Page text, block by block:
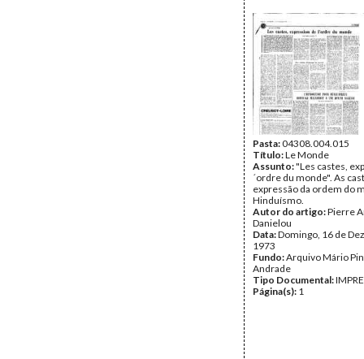
Pasta:04308.004.015
Título:Le Monde
Assunto:"Les castes,
´ordre du monde". As
expressão da ordem do
Hinduísmo.
Autor do artigo:Pierre
Danielou
Data:Domingo, 16 de
1973
Fundo:Arquivo Mário
Andrade
Tipo Documental:
Página(s): 1